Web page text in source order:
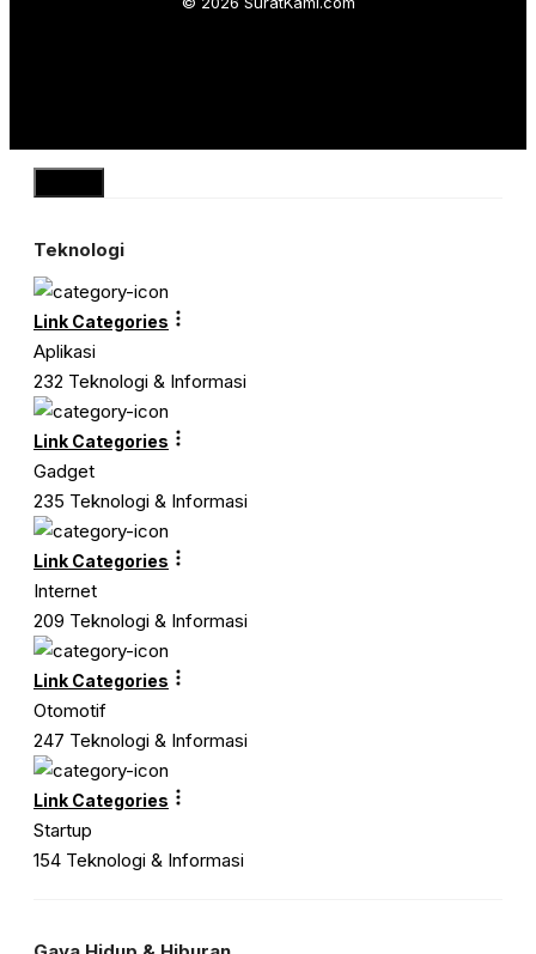
Close
Teknologi
Link Categories
Aplikasi
232 Teknologi & Informasi
Link Categories
Gadget
235 Teknologi & Informasi
Link Categories
Internet
209 Teknologi & Informasi
Link Categories
Otomotif
247 Teknologi & Informasi
Link Categories
Startup
154 Teknologi & Informasi